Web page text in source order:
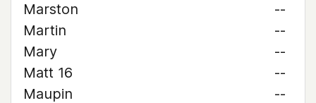
Marston
--
Martin
--
Mary
--
Matt 16
--
Maupin
--